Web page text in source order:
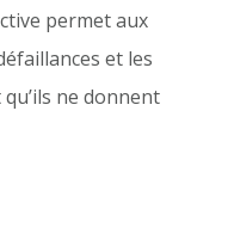
permet aux
et les
ne donnent